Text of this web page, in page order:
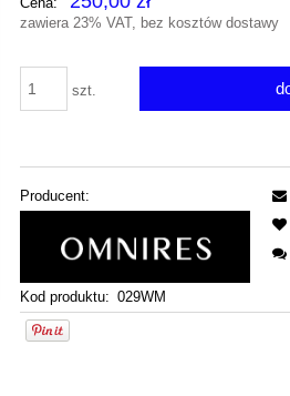
płatności
zawiera 23% VAT, bez kosztów dostawy
szt.
Producent:
Kod produktu: 029WM